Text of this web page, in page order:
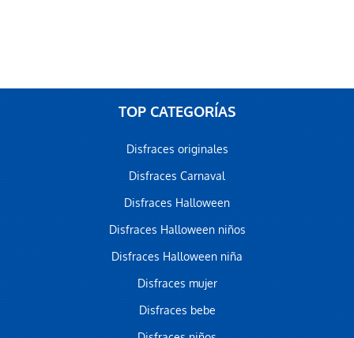
TOP CATEGORÍAS
Disfraces originales
Disfraces Carnaval
Disfraces Halloween
Disfraces Halloween niños
Disfraces Halloween niña
Disfraces mujer
Disfraces bebe